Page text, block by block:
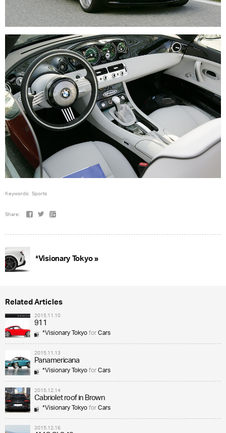
Keywords: Sports
Share:
*Visionary Tokyo »
Related Articles
2015.11.10
911
*Visionary TokyoforCars
2015.11.13
Panamericana
*Visionary TokyoforCars
2015.12.14
Cabriolet roof in Brown
*Visionary TokyoforCars
2015.12.16